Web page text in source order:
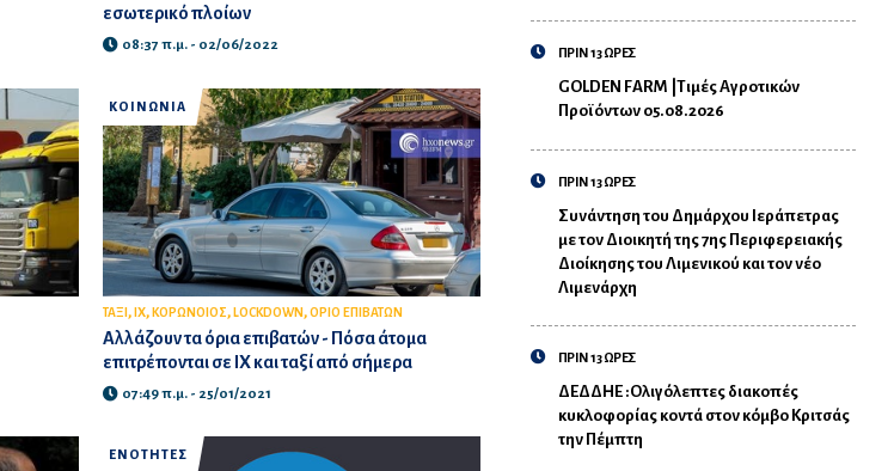
εσωτερικό πλοίων
08:37 π.μ. - 02/06/2022
ΚΟΙΝΩΝΙΑ
ΤΑΞΙ , ΙΧ, ΚΟΡΩΝΟΙΟΣ, LOCKDOWN,ΟΡΙΟ ΕΠΙΒΑΤΩΝ
Αλλάζουν τα όρια επιβατών - Πόσα άτομα
επιτρέπονται σε ΙΧ και ταξί από σήμερα
07:49 π.μ. - 25/01/2021
ΕΝΟΤΗΤΕΣ
ΠΡΙΝ 13 ΩΡΕΣ
GOLDEN FARM |Τιμές Αγροτικών
Προϊόντων 05.08.2026
ΠΡΙΝ 13 ΩΡΕΣ
Συνάντηση του Δημάρχου Ιεράπετρας
με τον Διοικητή της 7ης Περιφερειακής
Διοίκησης του Λιμενικού και τον νέο
Λιμενάρχη
ΠΡΙΝ 13 ΩΡΕΣ
ΔΕΔΔΗΕ :Ολιγόλεπτες διακοπές
κυκλοφορίας κοντά στον κόμβο Κριτσάς
την Πέμπτη